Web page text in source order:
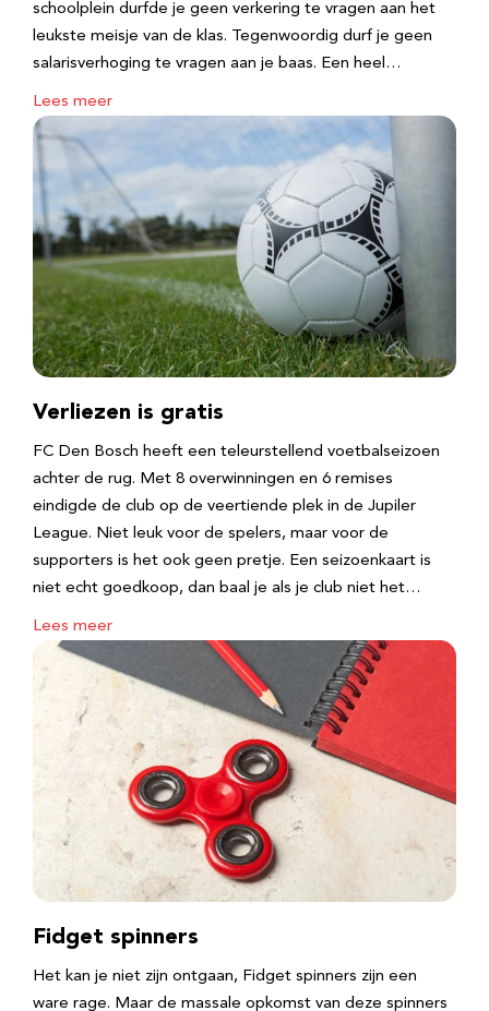
schoolplein durfde je geen verkering te vragen aan het
leukste meisje van de klas. Tegenwoordig durf je geen
salarisverhoging te vragen aan je baas. Een heel…
Lees meer
Verliezen is gratis
FC Den Bosch heeft een teleurstellend voetbalseizoen
achter de rug. Met 8 overwinningen en 6 remises
eindigde de club op de veertiende plek in de Jupiler
League. Niet leuk voor de spelers, maar voor de
supporters is het ook geen pretje. Een seizoenkaart is
niet echt goedkoop, dan baal je als je club niet het…
Lees meer
Fidget spinners
Het kan je niet zijn ontgaan, Fidget spinners zijn een
ware rage. Maar de massale opkomst van deze spinners